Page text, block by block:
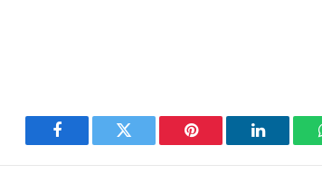
Facebook Twitter Pinterest LinkedIn